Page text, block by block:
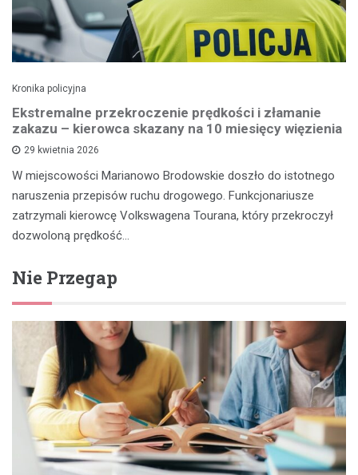
Kronika policyjna
Ekstremalne przekroczenie prędkości i złamanie
zakazu – kierowca skazany na 10 miesięcy więzienia
29 kwietnia 2026
W miejscowości Marianowo Brodowskie doszło do istotnego
naruszenia przepisów ruchu drogowego. Funkcjonariusze
zatrzymali kierowcę Volkswagena Tourana, który przekroczył
dozwoloną prędkość…
Nie Przegap